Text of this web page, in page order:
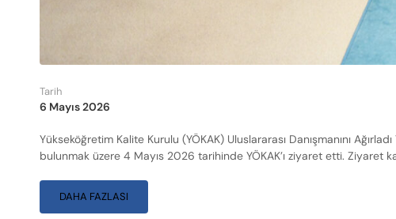
Tarih
6 Mayıs 2026
Yükseköğretim Kalite Kurulu (YÖKAK) Uluslararası Danışmanını
bulunmak üzere 4 Mayıs 2026 tarihinde YÖKAK’ı ziyaret etti. Ziyaret
DAHA FAZLASI